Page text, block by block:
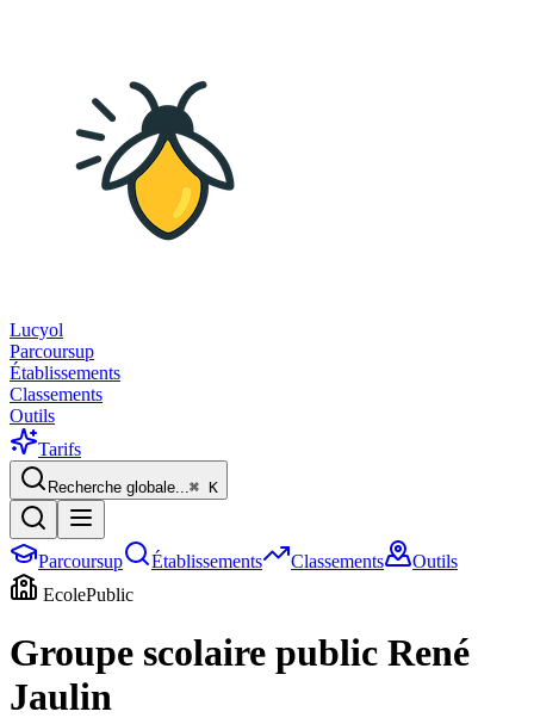
Lucyol
Parcoursup
Établissements
Classements
Outils
Tarifs
Recherche globale...⌘ K
Parcoursup Établissements Classements
Outils
EcolePublic
Groupe scolaire public René
Jaulin